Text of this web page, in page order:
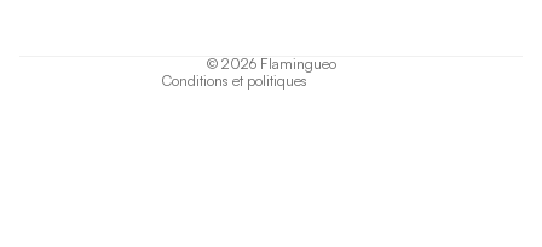
© 2026 Flamingueo
Conditions et politiques